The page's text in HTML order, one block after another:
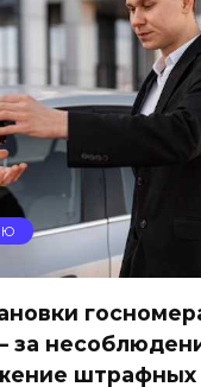
за
штрафных